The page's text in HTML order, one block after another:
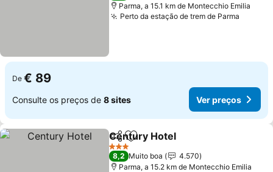
Parma, a 15.1 km de Montecchio Emilia
Perto da estação de trem de Parma
De € 89
Consulte os preços de 8 sites Ver preços
PartilharAdicionar aos favoritos
Century Hotel
3 Estrelas
8,2 Muito boa
4.570
Parma, a 15.2 km de Montecchio Emilia